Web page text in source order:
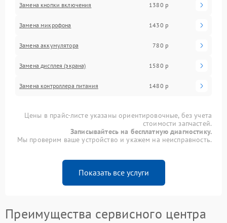
Замена кнопки включения 1380 р
Замена микрофона 1430 р
Замена аккумулятора 780 р
Замена дисплея (экрана) 1580 р
Замена контроллера питания 1480 р
Цены в прайс-листе указаны ориентировочные, без учета
стоимости запчастей.
Записывайтесь на бесплатную диагностику.
Мы проверим ваше устройство и укажем на неисправность.
Показать все услуги
Преимущества сервисного центра